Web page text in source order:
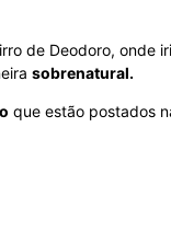
de Deodoro, onde
sobrenatural.
que estão postados